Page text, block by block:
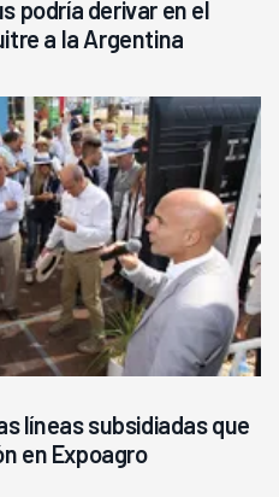
podría derivar en el
a la Argentina
líneas subsidiadas que
en Expoagro